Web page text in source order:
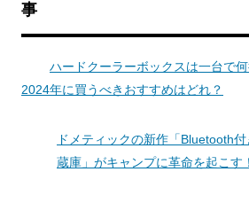
事
ハードクーラーボックスは一台で
2024年に買うべきおすすめはどれ？
ドメティックの新作「Bluetooth
蔵庫」がキャンプに革命を起こす